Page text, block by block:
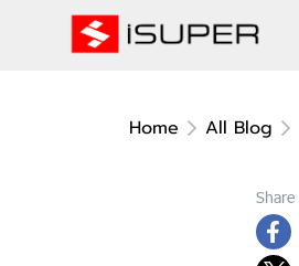
Home All Blog
Share